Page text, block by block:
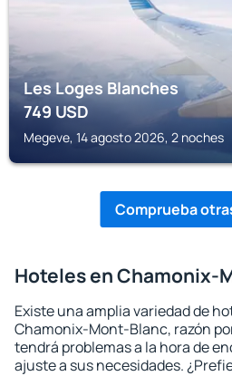
Les Loges Blanches
749USD
Megeve, 14 agosto 2026, 2 noches
Comprueba
Hoteles en Chamonix-
Existe una amplia variedad de
Chamonix-Mont-Blanc, razón
tendrá problemas a la hora de
ajuste a sus necesidades.